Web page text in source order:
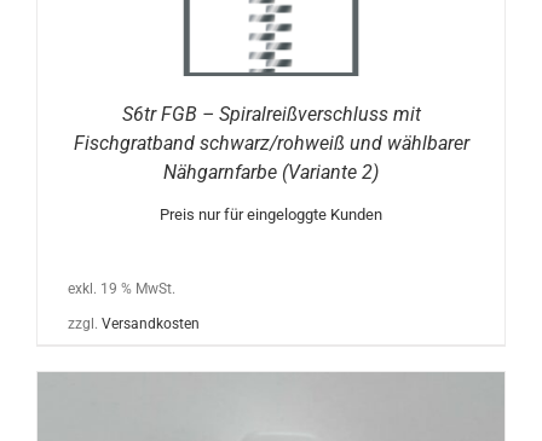
S6tr FGB – Spiralreißverschluss mit
Fischgratband schwarz/rohweiß und wählbarer
Nähgarnfarbe (Variante 2)
Preis nur für eingeloggte Kunden
exkl. 19 % MwSt.
zzgl. Versandkosten